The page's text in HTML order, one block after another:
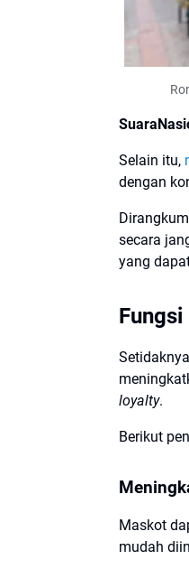
Selain itu,
dengan
secara
yang
loyalty.
Berikut
Maskot
mudah